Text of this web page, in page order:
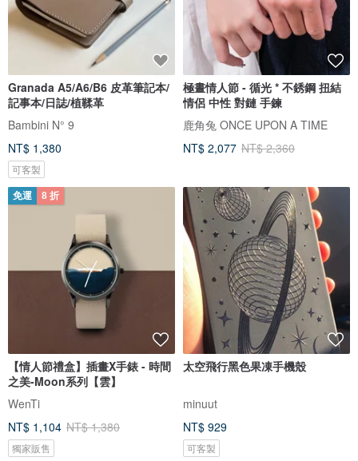
Granada A5/A6/B6 皮革筆記本/
記事本/日誌/植鞣革
Bambini N° 9
NT$ 1,380
可客製
極晝情人節 - 循光 * 不銹鋼 扭結
情侶 中性 對鏈 手鍊
鹿角兔 ONCE UPON A TIME
NT$ 2,077 NT$ 2,360
免運 8 折
【情人節禮盒】插畫X手錶 - 時間
之美-Moon系列【雲】
WenTi
NT$ 1,104 NT$ 1,380
獨家販售
太空飛行黑色果凍手機殼
minuut
NT$ 929
可客製